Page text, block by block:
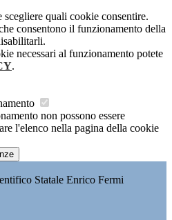
scegliere quali cookie consentire.
consentono il funzionamento della
necessari al funzionamento potete
.
non possono essere
l'elenco nella pagina della cookie
Statale Enrico Fermi